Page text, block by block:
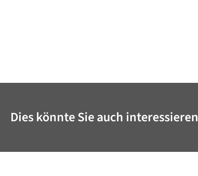
Dies könnte Sie auch interessieren